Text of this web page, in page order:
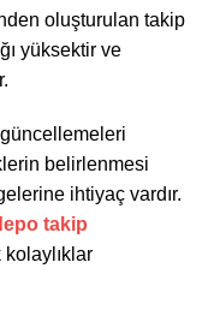
oluşturulan takip
yüksektir ve
belirlenmesi
ihtiyaç vardır.
takip